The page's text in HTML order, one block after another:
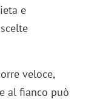
e
veloce,
al fianco può